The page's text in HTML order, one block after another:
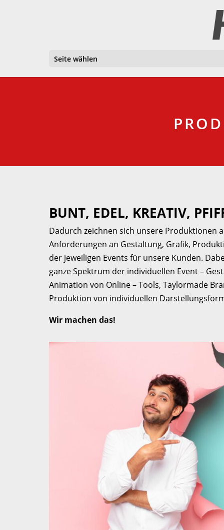
Seite wählen
BUNT, EDEL, KREATIV,
Dadurch zeichnen sich unsere Produktionen
Anforderungen an Gestaltung, Grafik,
der jeweiligen Events für unsere Kunden.
ganze Spektrum der individuellen Event –
Animation von Online – Tools, Taylormade
Produktion von individuellen
Wir machen das!